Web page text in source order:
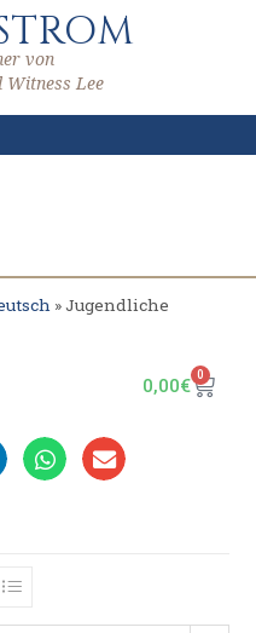
von
Witness Lee
»Jugendliche
0,00€ 0